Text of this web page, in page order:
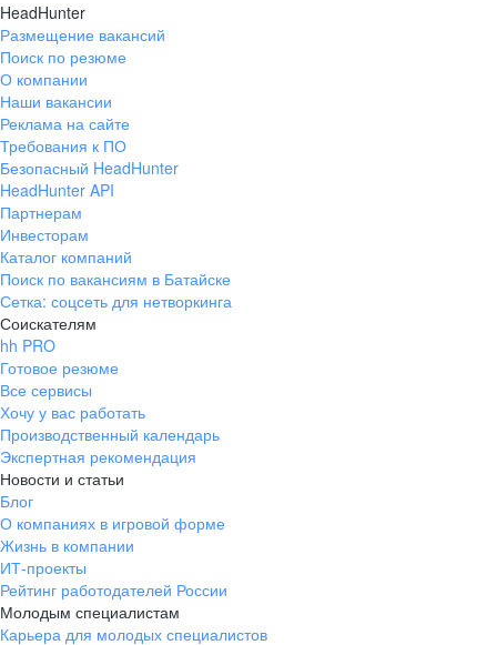
HeadHunter
Размещение вакансий
Поиск по резюме
О компании
Наши вакансии
Реклама на сайте
Требования к ПО
Безопасный HeadHunter
HeadHunter API
Партнерам
Инвесторам
Каталог компаний
Поиск по вакансиям в Батайске
Сетка: соцсеть для нетворкинга
Соискателям
hh PRO
Готовое резюме
Все сервисы
Хочу у вас работать
Производственный календарь
Экспертная рекомендация
Новости и статьи
Блог
О компаниях в игровой форме
Жизнь в компании
ИТ-проекты
Рейтинг работодателей России
Молодым специалистам
Карьера для молодых специалистов